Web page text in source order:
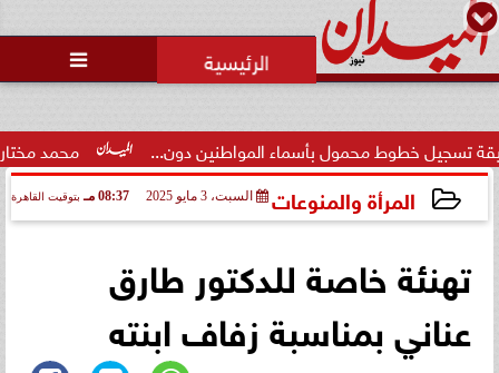

محمد مختار جمعة: بدل محمول بأسماء المواطنين دون...
المرأة والمنوعات السبت، 3 مايو 2025 08:37 مـ بتوقيت القاهرة
تهنئة خاصة للدكتور طارق
عناني بمناسبة زفاف ابنته